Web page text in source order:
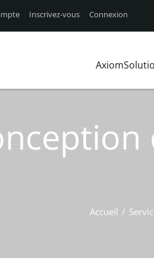
Inscrivez-vous Connexion
Marché
Axiom
Accueil /